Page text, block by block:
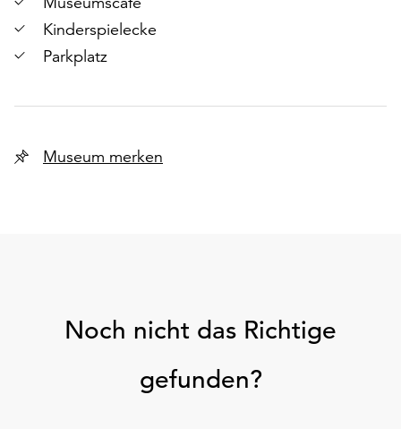
Kinderspielecke
Parkplatz
Museum merken
Noch nicht das Richtige
gefunden?